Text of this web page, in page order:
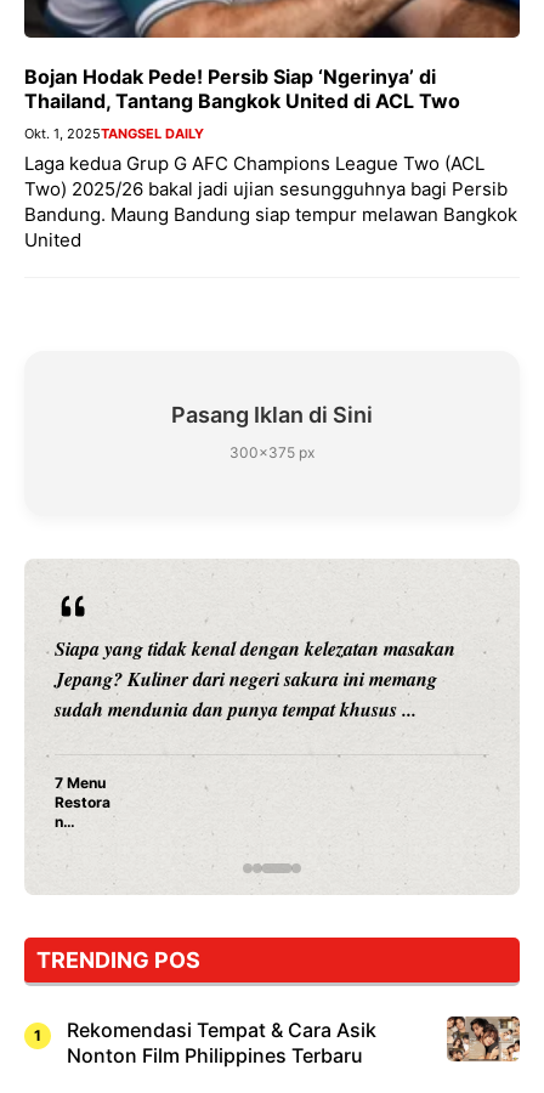
Bojan Hodak Pede! Persib Siap ‘Ngerinya’ di
Thailand, Tantang Bangkok United di ACL Two
Okt. 1, 2025TANGSEL DAILY
Laga kedua Grup G AFC Champions League Two (ACL
Two) 2025/26 bakal jadi ujian sesungguhnya bagi Persib
Bandung. Maung Bandung siap tempur melawan Bangkok
United
Pasang Iklan di Sini
300×375 px
Siapa yang tidak kenal dengan kelezatan masakan
Jepang? Kuliner dari negeri sakura ini memang
sudah mendunia dan punya tempat khusus ...
7 Menu
Restora
n
Jepang
yang
Dicoba,
Cuma
Sushi!
TRENDING POS
Rekomendasi Tempat & Cara Asik
Nonton Film Philippines Terbaru